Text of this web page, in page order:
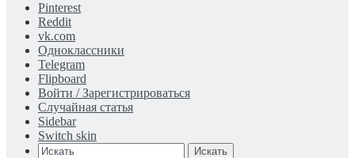
Pinterest
Reddit
vk.com
Одноклассники
Telegram
Flipboard
Войти / Зарегистрироваться
Случайная статья
Sidebar
Switch skin
Искать